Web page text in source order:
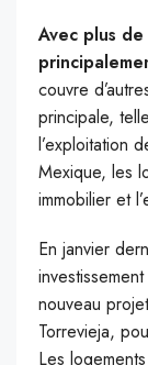
Avec plus
couvre
principale,
l’exploitation
Mexique, les
immobilier et
En janvier
nouveau
Torrevieja,
Les